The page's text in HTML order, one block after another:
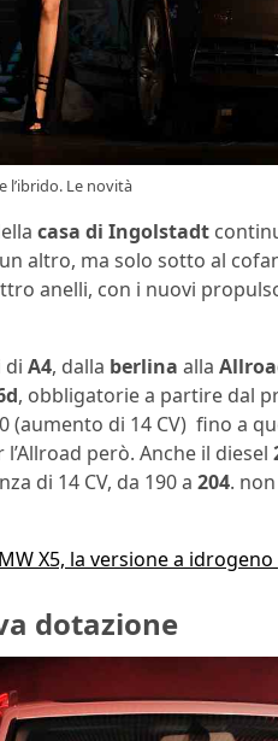
l’ibrido. Le novità
casa di Ingolstadt
altro, ma solo sotto al
anelli, con i nuovi
di A4, dalla berlina alla
, obbligatorie a partire dal
(aumento di 14 CV) fino a
però. Anche il diesel
di 14 CV, da 190 a 204.
X5, la versione a
dotazione